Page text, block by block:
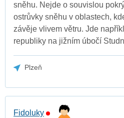
sněhu. Nejde o souvislou
ostrůvky sněhu v oblastech,
závěje vlivem větru. Jde
republiky na jižním úbočí
Plzeň
Fidoluky